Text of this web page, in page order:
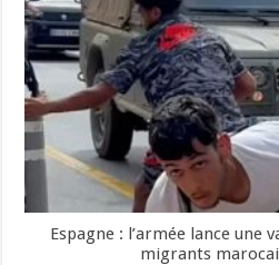
Espagne : l’armée lance une
migrants